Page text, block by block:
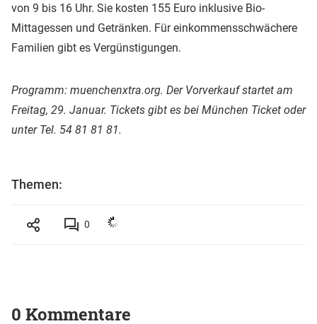
von 9 bis 16 Uhr. Sie kosten 155 Euro inklusive Bio-
Mittagessen und Getränken. Für einkommensschwächere
Familien gibt es Vergünstigungen.
Programm: muenchenxtra.org. Der Vorverkauf startet am
Freitag, 29. Januar. Tickets gibt es bei München Ticket oder
unter Tel. 54 81 81 81.
Themen:
0
0 Kommentare